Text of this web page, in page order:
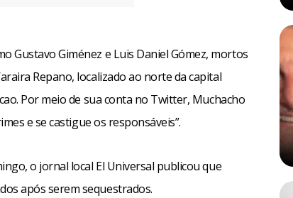
Gustavo Giménez e Luis Daniel Gómez, mortos
Repano, localizado ao norte da capital
Por meio de sua conta no Twitter, Muchacho
e se castigue os responsáveis”.
o jornal local El Universal publicou que
após serem sequestrados.